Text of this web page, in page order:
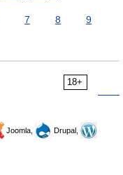
7 8
9
18+
Joomla,
Drupal,